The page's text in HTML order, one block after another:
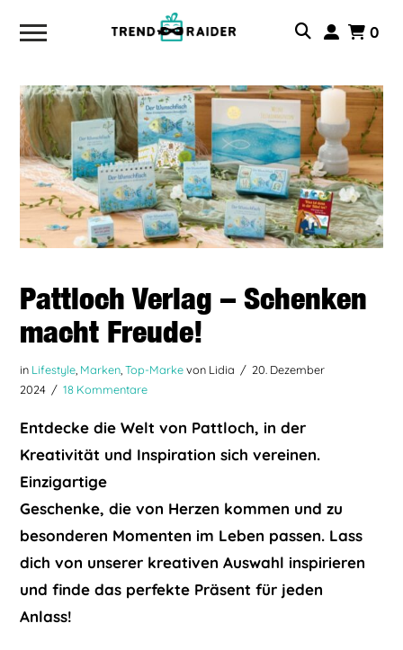
0
Pattloch Verlag – Schenken
macht Freude!
in Lifestyle Marken ,Top-Markevon Lidia
20. Dezember
2024
18 Kommentare
Entdecke die Welt von Pattloch, in der
Kreativität und Inspiration sich vereinen.
Einzigartige
Geschenke, die von Herzen kommen und zu
besonderen Momenten im Leben passen. Lass
dich von unserer kreativen Auswahl inspirieren
und finde das perfekte Präsent für jeden
Anlass!